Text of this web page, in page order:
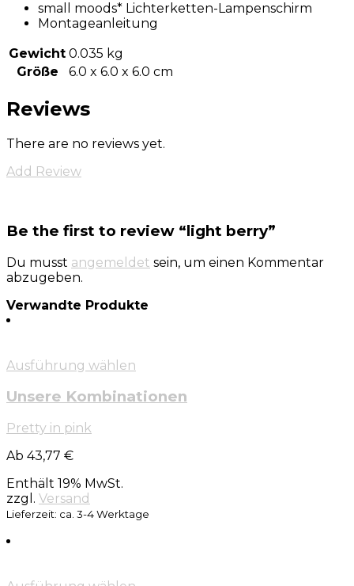
small moods* Lichterketten-Lampenschirm
Montageanleitung
Gewicht 0.035 kg
Größe
6.0 x 6.0 x 6.0 cm
Reviews
There are no reviews yet.
Add Review
Be the first to review “light berry”
Du musst angemeldet sein, um einen Kommentar
abzugeben.
Verwandte Produkte
Ausführung wählen
Unsere Kombinationen
Pretty in pink
Ab 43,77 €
Enthält 19% MwSt.
zzgl. Versand
Lieferzeit: ca. 3-4 Werktage